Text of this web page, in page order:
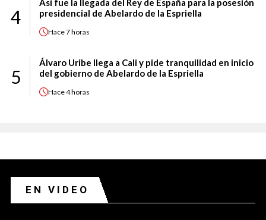
4
Así fue la llegada del Rey de España para la posesión
presidencial de Abelardo de la Espriella
Hace7 horas
5
Álvaro Uribe llega a Cali y pide tranquilidad en inicio
del gobierno de Abelardo de la Espriella
Hace4 horas
EN VIDEO